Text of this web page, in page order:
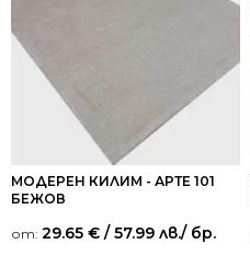
МОДЕРЕН КИЛИМ - АРТЕ 101
БЕЖОВ
от: 29.65 € / 57.99 лв./ бр.